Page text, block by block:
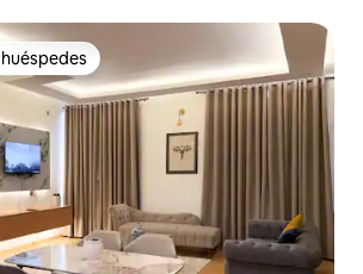
preferido